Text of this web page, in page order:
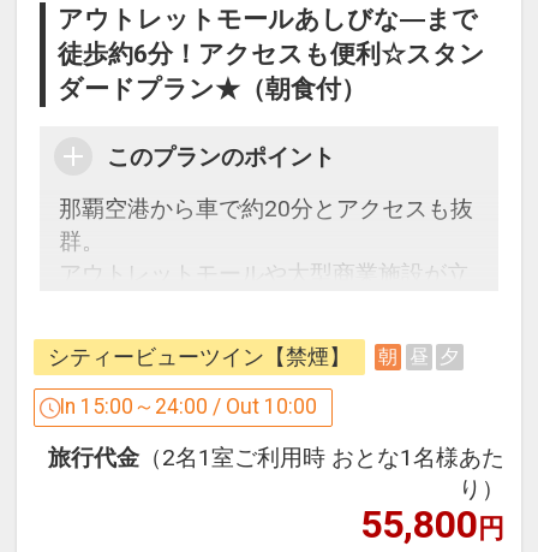
アウトレットモールあしびな―まで
徒歩約6分！アクセスも便利☆スタン
ダードプラン★（朝食付）
このプランのポイント
那覇空港から車で約20分とアクセスも抜
群。
アウトレットモールや大型商業施設が立
当ホテルからはキレイな海の色、白い砂
浜、那覇空港・滑走路の夜景や慶良間諸
島に沈む最高の夕焼けが楽しめます。
「沖縄アウトレットモール あしびなー」
（徒歩約6分、約450ｍ）や豊崎海浜公園
（人工ビーチ、徒歩約11分、約850ｍ）
などショッピングや海水浴などが近くに
シティービューツイン【禁煙】 朝 昼 夕
In 15:00～24:00 / Out 10:00
旅行代金 （2名1室ご利用時 おとな1名様あた
り）
55,800円